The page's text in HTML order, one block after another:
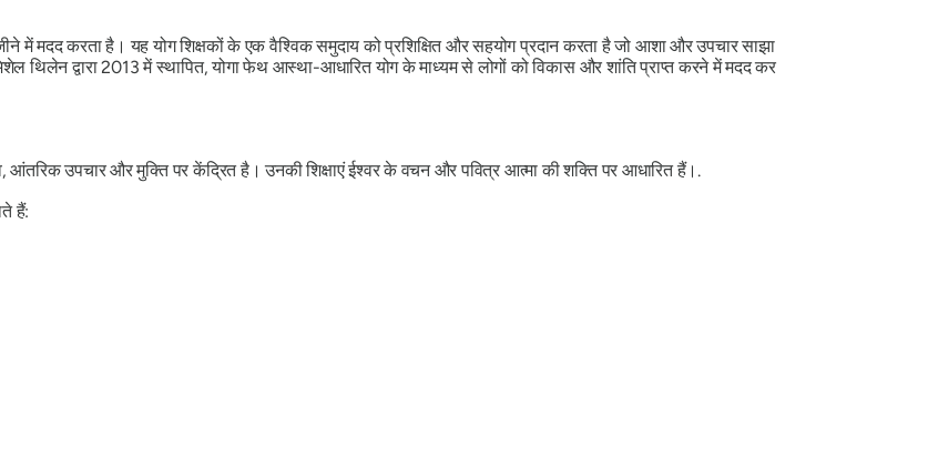
में मदद करता है। यह योग शिक्षकों के एक वैश्विक समुदाय को प्रशिक्षित और सहयोग प्रदान करता है जो आशा और उपचार साझा
थिलेन द्वारा 2013 में स्थापित, योगा फेथ आस्था-आधारित योग के माध्यम से लोगों को विकास और शांति प्राप्त करने में मदद कर
आंतरिक उपचार और मुक्ति पर केंद्रित है। उनकी शिक्षाएं ईश्वर के वचन और पवित्र आत्मा की शक्ति पर आधारित हैं।.
हैं: